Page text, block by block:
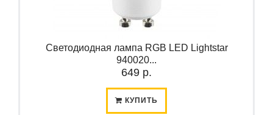
Светодиодная лампа RGB LED Lightstar
940020...
649 р.
КУПИТЬ